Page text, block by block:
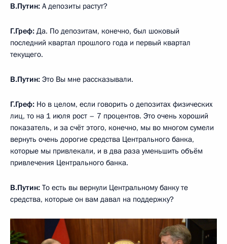
В.Путин: А депозиты растут?
Г.Греф: Да. По депозитам, конечно, был шоковый
последний квартал прошлого года и первый квартал
текущего.
В.Путин: Это Вы мне рассказывали.
Г.Греф: Но в целом, если говорить о депозитах физических
лиц, то на 1 июля рост – 7 процентов. Это очень хороший
показатель, и за счёт этого, конечно, мы во многом сумели
вернуть очень дорогие средства Центрального банка,
которые мы привлекали, и в два раза уменьшить объём
привлечения Центрального банка.
В.Путин: То есть вы вернули Центральному банку те
средства, которые он вам давал на поддержку?